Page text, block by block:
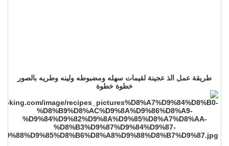
طريقة عمل الذ عجينة لقيمات سهله ومضبوطه ولينه وطريه بالصور
خطوة خطوة